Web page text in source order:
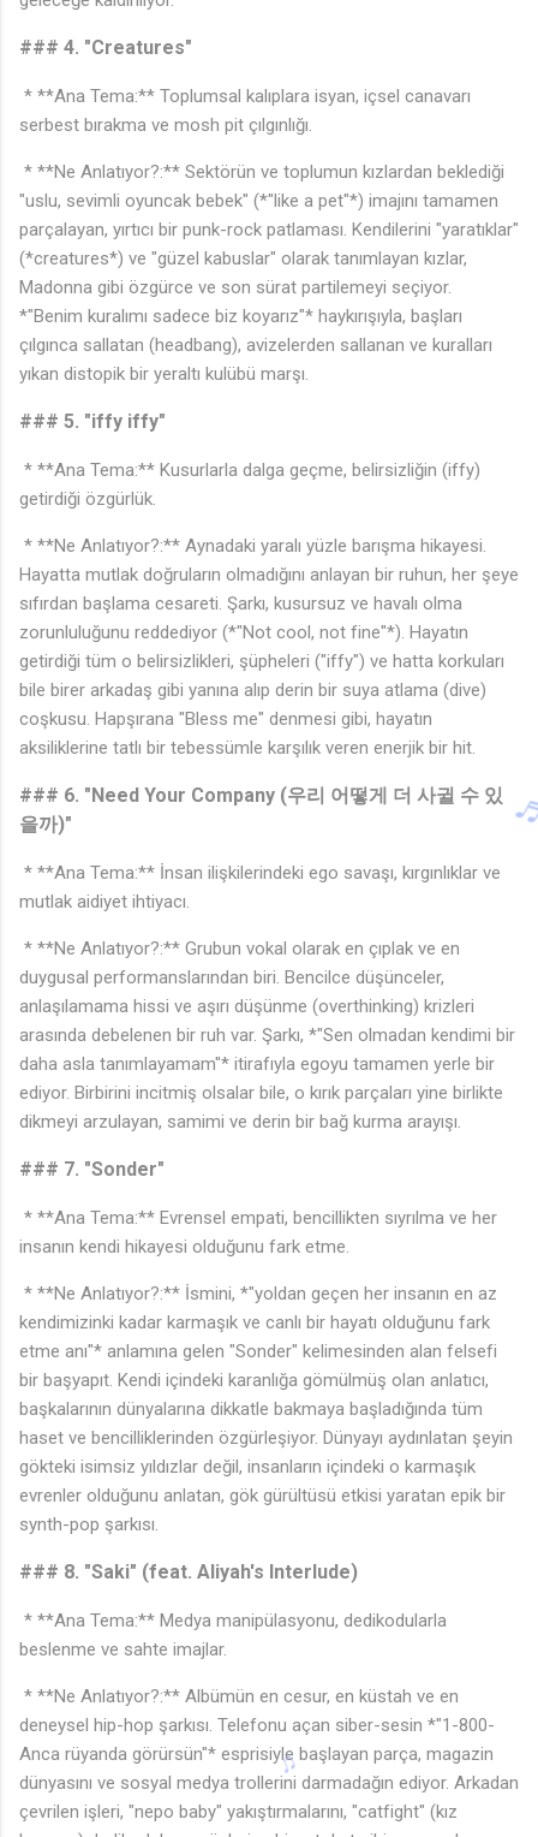
### 4. "Creatures"
* **Ana Tema:** Toplumsal kalıplara isyan, içsel canavarı
serbest bırakma ve mosh pit çılgınlığı.
* **Ne Anlatıyor?:** Sektörün ve toplumun kızlardan beklediği
"uslu, sevimli oyuncak bebek" (*"like a pet"*) imajını tamamen
parçalayan, yırtıcı bir punk-rock patlaması. Kendilerini "yaratıklar"
(*creatures*) ve "güzel kabuslar" olarak tanımlayan kızlar,
Madonna gibi özgürce ve son sürat partilemeyi seçiyor.
*"Benim kuralımı sadece biz koyarız"* haykırışıyla, başları
çılgınca sallatan (headbang), avizelerden sallanan ve kuralları
yıkan distopik bir yeraltı kulübü marşı.
### 5. "iffy iffy"
* **Ana Tema:** Kusurlarla dalga geçme, belirsizliğin (iffy)
getirdiği özgürlük.
* **Ne Anlatıyor?:** Aynadaki yaralı yüzle barışma hikayesi.
Hayatta mutlak doğruların olmadığını anlayan bir ruhun, her şeye
sıfırdan başlama cesareti. Şarkı, kusursuz ve havalı olma
zorunluluğunu reddediyor (*"Not cool, not fine"*). Hayatın
getirdiği tüm o belirsizlikleri, şüpheleri ("iffy") ve hatta korkuları
bile birer arkadaş gibi yanına alıp derin bir suya atlama (dive)
coşkusu. Hapşırana "Bless me" denmesi gibi, hayatın
aksiliklerine tatlı bir tebessümle karşılık veren enerjik bir hit.
### 6. "Need Your Company (우리 어떻게 더 사귈 수 있
을까)"
* **Ana Tema:** İnsan ilişkilerindeki ego savaşı, kırgınlıklar ve
mutlak aidiyet ihtiyacı.
* **Ne Anlatıyor?:** Grubun vokal olarak en çıplak ve en
duygusal performanslarından biri. Bencilce düşünceler,
anlaşılamama hissi ve aşırı düşünme (overthinking) krizleri
arasında debelenen bir ruh var. Şarkı, *"Sen olmadan kendimi bir
daha asla tanımlayamam"* itirafıyla egoyu tamamen yerle bir
ediyor. Birbirini incitmiş olsalar bile, o kırık parçaları yine birlikte
dikmeyi arzulayan, samimi ve derin bir bağ kurma arayışı.
### 7. "Sonder"
* **Ana Tema:** Evrensel empati, bencillikten sıyrılma ve her
insanın kendi hikayesi olduğunu fark etme.
* **Ne Anlatıyor?:** İsmini, *"yoldan geçen her insanın en az
kendimizinki kadar karmaşık ve canlı bir hayatı olduğunu fark
etme anı"* anlamına gelen "Sonder" kelimesinden alan felsefi
bir başyapıt. Kendi içindeki karanlığa gömülmüş olan anlatıcı,
başkalarının dünyalarına dikkatle bakmaya başladığında tüm
haset ve bencilliklerinden özgürleşiyor. Dünyayı aydınlatan şeyin
gökteki isimsiz yıldızlar değil, insanların içindeki o karmaşık
evrenler olduğunu anlatan, gök gürültüsü etkisi yaratan epik bir
synth-pop şarkısı.
### 8. "Saki" (feat. Aliyah's Interlude)
* **Ana Tema:** Medya manipülasyonu, dedikodularla
beslenme ve sahte imajlar.
* **Ne Anlatıyor?:** Albümün en cesur, en küstah ve en
deneysel hip-hop şarkısı. Telefonu açan siber-sesin *"1-800-
Anca rüyanda görürsün"* esprisiyle başlayan parça, magazin
dünyasını ve sosyal medya trollerini darmadağın ediyor. Arkadan
çevrilen işleri, "nepo baby" yakıştırmalarını, "catfight" (kız
♫